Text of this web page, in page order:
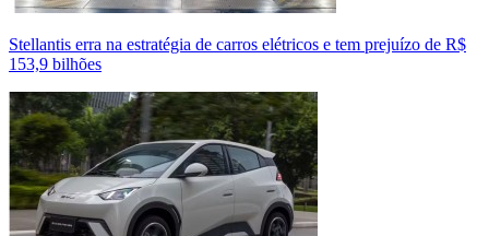
Stellantis erra na estratégia de carros elétricos e tem prejuízo de R$
153,9 bilhões